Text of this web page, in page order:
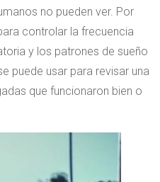
no pueden ver. Por
controlar la frecuencia
y los patrones de sueño
puede usar para revisar una
que funcionaron bien o